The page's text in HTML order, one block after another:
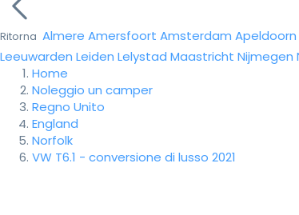
Ritorna Almere Amersfoort Amsterdam Apeldoorn
Leeuwarden Leiden Lelystad Maastricht Nijmegen
Home
Noleggio un camper
Regno Unito
England
Norfolk
VW T6.1 - conversione di lusso 2021